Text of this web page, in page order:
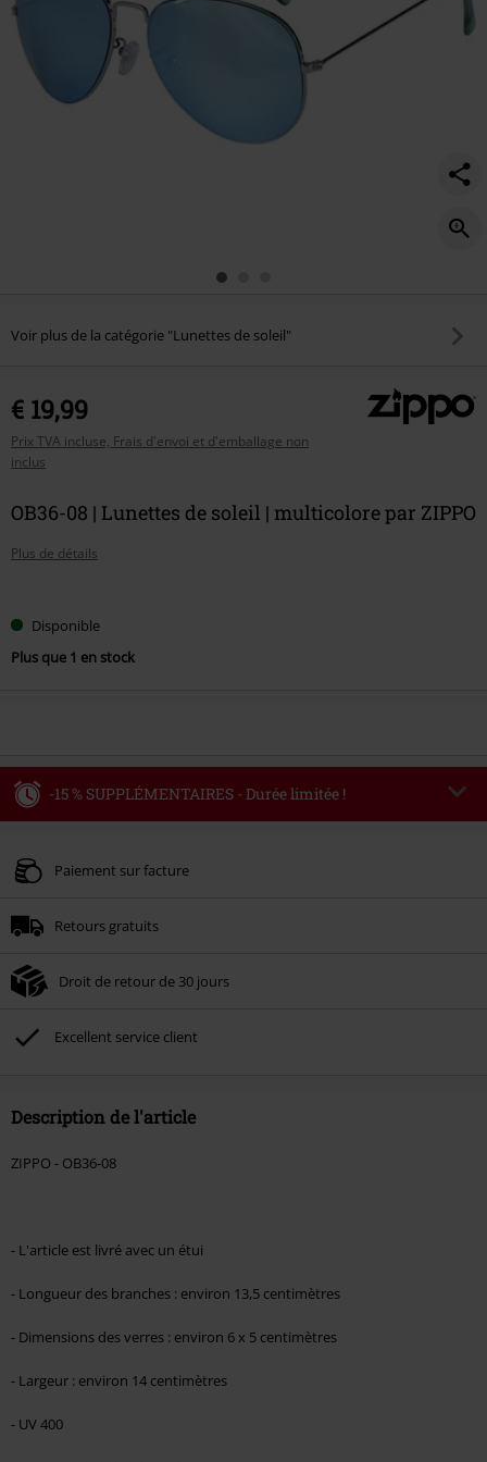
Voir plus de la catégorie "Lunettes de soleil"
€ 19,99
Prix TVA incluse, Frais d'envoi et d'emballage non
inclus
OB36-08 | Lunettes de soleil | multicolore par ZIPPO
Plus de détails
votre
taille
Disponible
Plus que 1 en stock
-15 % SUPPLÉMENTAIRES - Durée limitée !
Valable uniquement le 06/08/2026 du 16:00 au 23:59.
Une fois le code saisi, la réduction sera automatiquement déduite à la fin de
Non cumulable avec dautres promotions. Non valable sur : les livres, les
Broilers, Die Ärzte, Die Toten Hosen, Metality, les bons d'achat et les articles
incluant un don.
Paiement sur facture
Retours gratuits
Droit de retour de 30 jours
Excellent service client
Description de l'article
ZIPPO - OB36-08
- L'article est livré avec un étui
- Longueur des branches : environ 13,5 centimètres
- Dimensions des verres : environ 6 x 5 centimètres
- Largeur : environ 14 centimètres
- UV 400